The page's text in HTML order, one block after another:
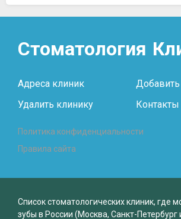
Стоматология
Адреса клиник
Удалить клинику
Контакты
Политика конфиденциальности
Правила сайта
Список стоматологических клиник, где
зубы в России (Москва, Санкт-Петербург